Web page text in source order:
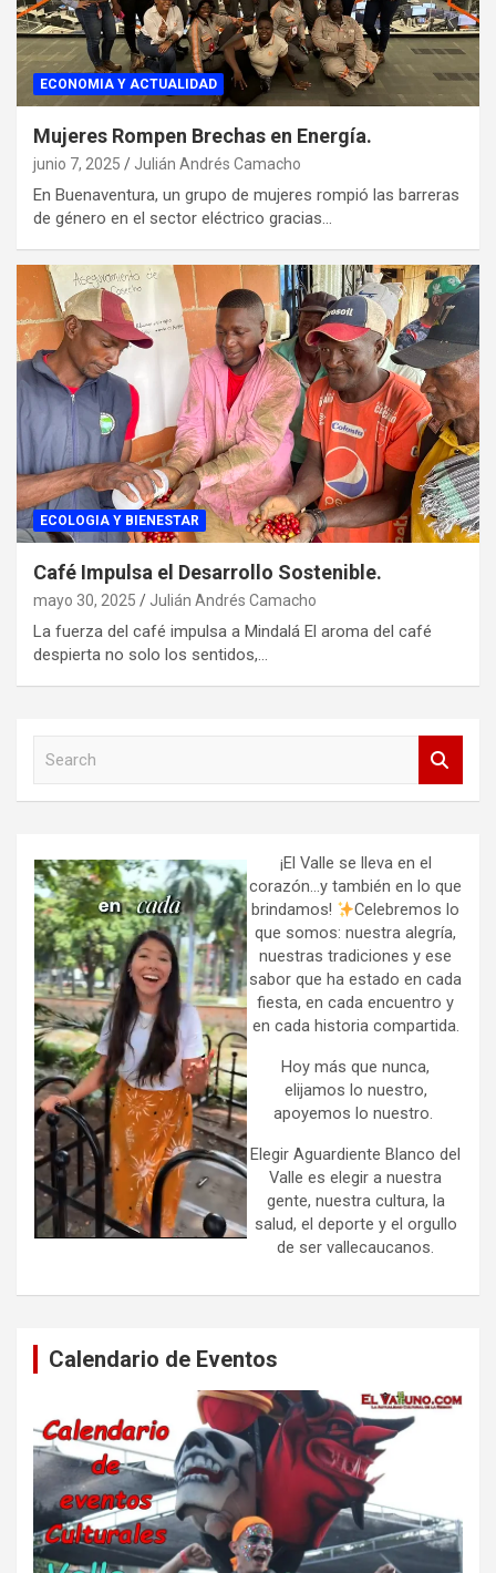
ECONOMIA Y ACTUALIDAD
Mujeres Rompen Brechas en Energía.
junio 7, 2025 Julián Andrés Camacho
En Buenaventura, un grupo de mujeres rompió las barreras
de género en el sector eléctrico gracias…
ECOLOGIA Y BIENESTAR
Café Impulsa el Desarrollo Sostenible.
mayo 30, 2025 Julián Andrés Camacho
La fuerza del café impulsa a Mindalá El aroma del café
despierta no solo los sentidos,…
h
¡El Valle se lleva en el
corazón…y también en lo que
brindamos!
Celebremos lo
que somos: nuestra alegría,
nuestras tradiciones y ese
sabor que ha estado en cada
fiesta, en cada encuentro y
en cada historia compartida.
Hoy más que nunca,
elijamos lo nuestro,
apoyemos lo nuestro.
Elegir Aguardiente Blanco del
Valle es elegir a nuestra
gente, nuestra cultura, la
salud, el deporte y el orgullo
de ser vallecaucanos.
Calendario de Eventos